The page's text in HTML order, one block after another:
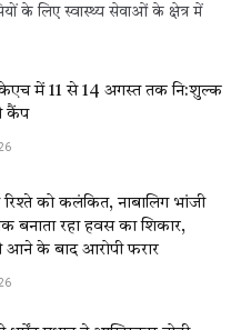
के लिए स्वास्थ्य सेवाओं के क्षेत्र में
में 11 से 14 अगस्त तक नि:शुल्क
कैंप
रिश्ते को कलंकित, नाबालिग भांजी
बनाता रहा हवस का शिकार,
आने के बाद आरोपी फरार